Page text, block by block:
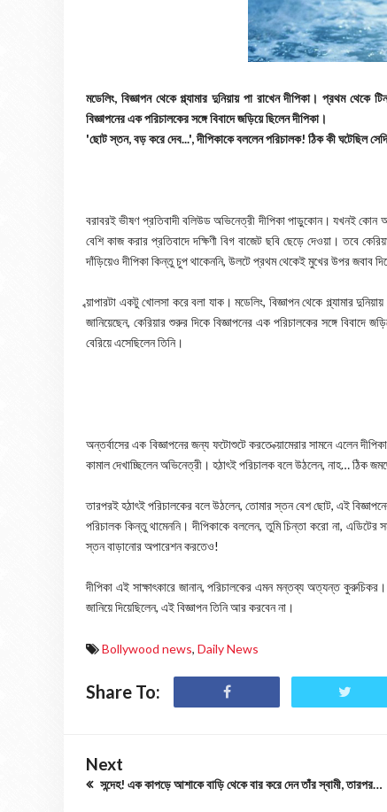
মডেলিং, বিজ্ঞাপন থেকে গ্ল্যামার দুনিয়ায় পা রাখেন দীপিকা। প্রথম থেকে
বিজ্ঞাপনের এক পরিচালকের সঙ্গে বিবাদে জড়িয়ে ছিলেন দীপিকা।
'ছোট স্তন, বড় করে দেব...', দীপিকাকে বললেন পরিচালক! ঠিক কী ঘটেছিল
বরাবরই ভীষণ প্রতিবাদী বলিউড অভিনেত্রী দীপিকা পাড়ুকোন। যখনই
বেশি কাজ করার প্রতিবাদে দক্ষিণী বিগ বাজেট ছবি ছেড়ে দেওয়া। তবে
দাঁড়িয়েও দীপিকা কিন্তু চুপ থাকেননি, উলটে প্রথম থেকেই মুখের উপর জবাব
ব্য়াপারটা একটু খোলসা করে বলা যাক। মডেলিং, বিজ্ঞাপন থেকে গ্ল্যামার
জানিয়েছেন, কেরিয়ার শুরুর দিকে বিজ্ঞাপনের এক পরিচালকের সঙ্গে বিবাদে
বেরিয়ে এসেছিলেন তিনি।
অন্তর্বাসের এক বিজ্ঞাপনের জন্য ফটোশুটে করতে ক্য়ামেরার সামনে এলেন
কামাল দেখাচ্ছিলেন অভিনেত্রী। হঠাৎই পরিচালক বলে উঠলেন, নাহ… ঠিক
তারপরই হঠাৎই পরিচালকের বলে উঠলেন, তোমার স্তন বেশ ছোট, এই
পরিচালক কিন্তু থামেননি। দীপিকাকে বললেন, তুমি চিন্তা করো না,
স্তন বাড়ানোর অপারেশন করতেও!
দীপিকা এই সাক্ষাৎকারে জানান, পরিচালকের এমন মন্তব্য অত্যন্ত কুরুচিকর।
জানিয়ে দিয়েছিলেন, এই বিজ্ঞাপন তিনি আর করবেন না।
Bollywood news, Daily News
Share To:
Next
সন্দেহ! এক কাপড়ে আশাকে বাড়ি থেকে বার করে দেন তাঁর স্বামী, তারপর…